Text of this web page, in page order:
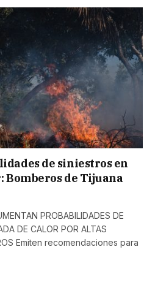
de siniestros en
Bomberos de Tijuana
PROBABILIDADES DE
DE CALOR POR ALTAS
Emiten recomendaciones para